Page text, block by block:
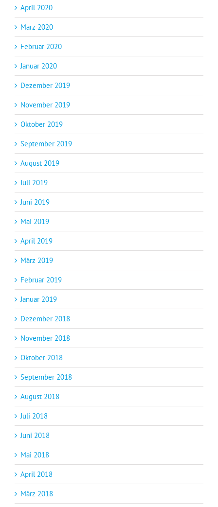
April 2020
März 2020
Februar 2020
Januar 2020
Dezember 2019
November 2019
Oktober 2019
September 2019
August 2019
Juli 2019
Juni 2019
Mai 2019
April 2019
März 2019
Februar 2019
Januar 2019
Dezember 2018
November 2018
Oktober 2018
September 2018
August 2018
Juli 2018
Juni 2018
Mai 2018
April 2018
März 2018